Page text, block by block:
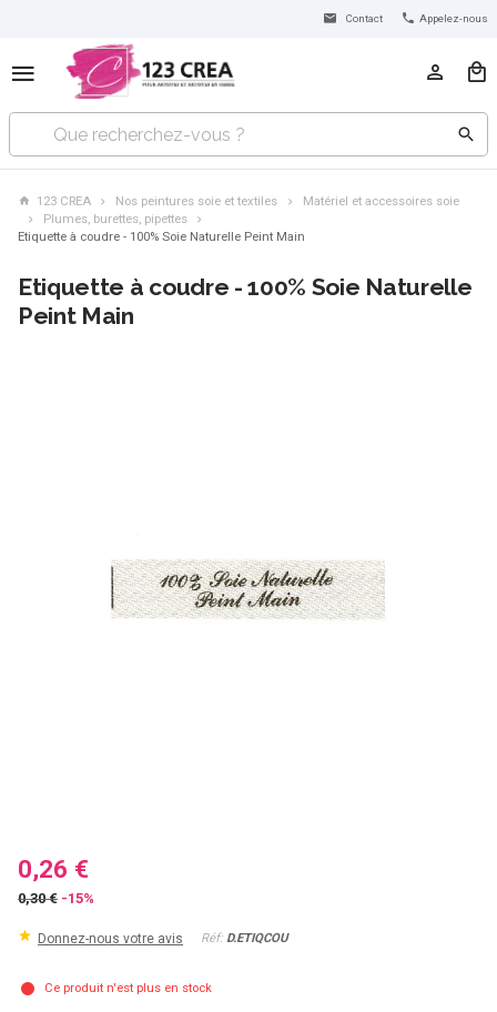
Contact Appelez-nous
123 CREA Nos peintures soie et textiles
Matériel et accessoires soie
Plumes, burettes, pipettes
Etiquette à coudre - 100% Soie Naturelle Peint Main
Etiquette à coudre - 100% Soie Naturelle
Peint Main
0,26 €
0,30 € -15%
Donnez-nous votre avis Réf: D.ETIQCOU
Ce produit n'est plus en stock